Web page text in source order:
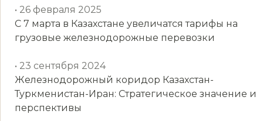
• 26 февраля 2025
С 7 марта в Казахстане увеличатся тарифы на
грузовые железнодорожные перевозки
• 23 сентября 2024
Железнодорожный коридор Казахстан-
Туркменистан-Иран: Стратегическое значение и
перспективы